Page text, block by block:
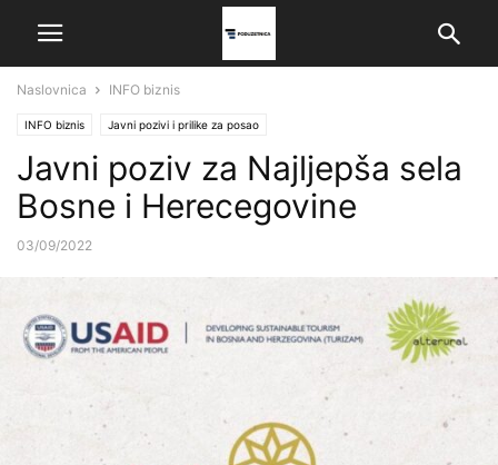
Naslovnica INFO biznis
INFO biznis Javni pozivi i prilike za posao
Javni poziv za Najljepša sela
Bosne i Herecegovine
03/09/2022